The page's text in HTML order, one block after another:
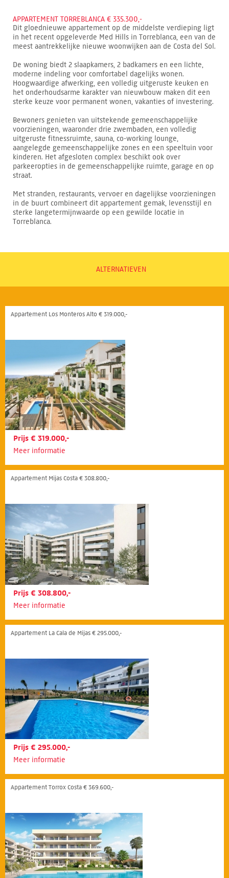
APPARTEMENT TORREBLANCA € 335.300,-
Dit gloednieuwe appartement op de middelste verdieping ligt
in het recent opgeleverde Med Hills in Torreblanca, een van de
meest aantrekkelijke nieuwe woonwijken aan de Costa del Sol.
De woning biedt 2 slaapkamers, 2 badkamers en een lichte,
moderne indeling voor comfortabel dagelijks wonen.
Hoogwaardige afwerking, een volledig uitgeruste keuken en
het onderhoudsarme karakter van nieuwbouw maken dit een
sterke keuze voor permanent wonen, vakanties of investering.
Bewoners genieten van uitstekende gemeenschappelijke
voorzieningen, waaronder drie zwembaden, een volledig
uitgeruste fitnessruimte, sauna, co-working lounge,
aangelegde gemeenschappelijke zones en een speeltuin voor
kinderen. Het afgesloten complex beschikt ook over
parkeeropties in de gemeenschappelijke ruimte, garage en op
straat.
Met stranden, restaurants, vervoer en dagelijkse voorzieningen
in de buurt combineert dit appartement gemak, levensstijl en
sterke langetermijnwaarde op een gewilde locatie in
Torreblanca.
ALTERNATIEVEN
Appartement Los Monteros Alto € 319.000,-
Prijs € 319.000,-
Meer informatie
Appartement Mijas Costa € 308.800,-
Prijs € 308.800,-
Meer informatie
Appartement La Cala de Mijas € 295.000,-
Prijs € 295.000,-
Meer informatie
Appartement Torrox Costa € 369.600,-